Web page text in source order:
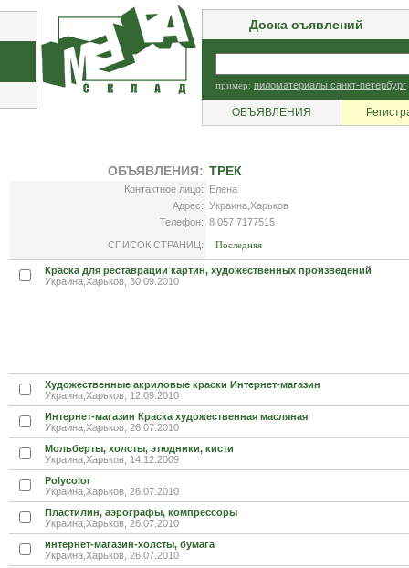
Доска оъявлений
пример: пиломатериалы санкт-петербург
ОБЪЯВЛЕНИЯ
ОБЪЯВЛЕНИЯ: ТРЕК
Контактное лицо:
Елена
Адрес: Украина,Харьков
Телефон: 8 057 7177515
СПИСОК СТРАНИЦ: Последняя
Краска для реставрации картин, художественных произведений
Украина,Харьков, 30.09.2010
Художественные акриловые краски Интернет-магазин
Украина,Харьков, 12.09.2010
Интернет-магазин Краска художественная масляная
Украина,Харьков, 26.07.2010
Мольберты, холсты, этюдники, кисти
Украина,Харьков, 14.12.2009
Polycolor
Украина,Харьков, 26.07.2010
Пластилин, аэрографы, компрессоры
Украина,Харьков, 26.07.2010
интернет-магазин-холсты, бумага
Украина,Харьков, 26.07.2010